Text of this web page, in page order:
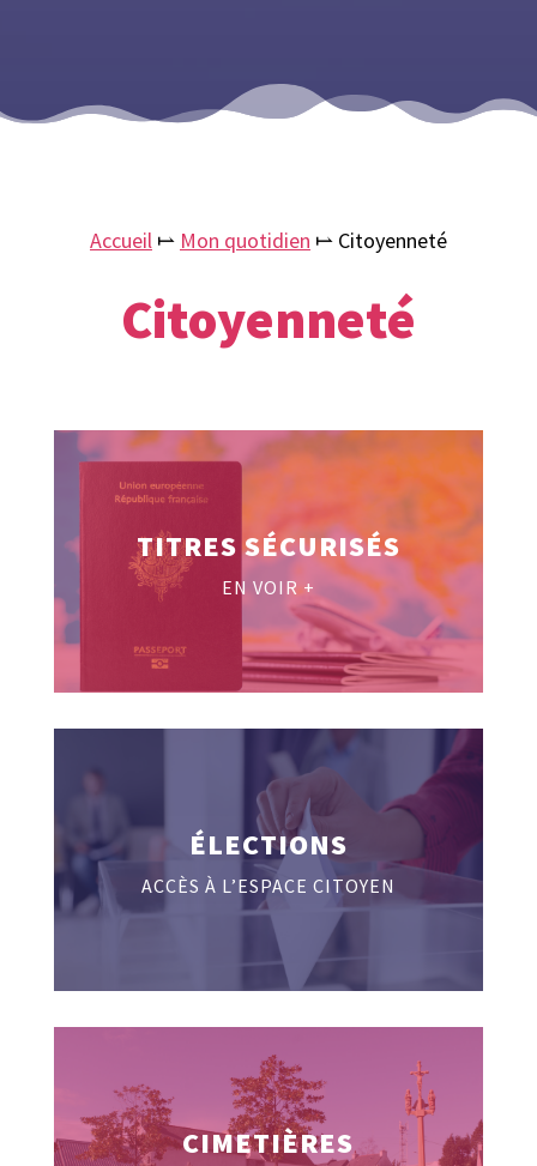
Accueil⥛ Mon quotidien ⥛ Citoyenneté
Citoyenneté
TITRES SÉCURISÉS
EN VOIR +
ÉLECTIONS
ACCÈS À L’ESPACE CITOYEN
CIMETIÈRES